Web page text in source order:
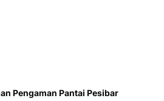
Pengaman Pantai Pesibar